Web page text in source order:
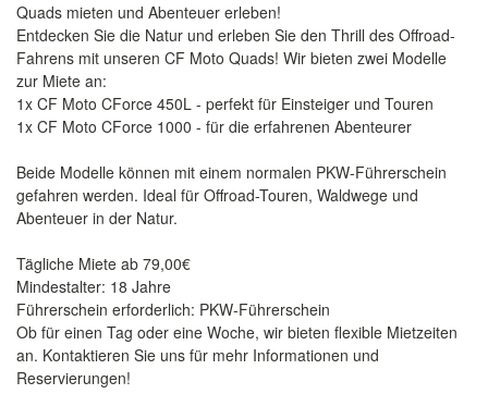
Quads mieten und Abenteuer erleben!
Entdecken Sie die Natur und erleben Sie den Thrill des Offroad-
Fahrens mit unseren CF Moto Quads! Wir bieten zwei Modelle
zur Miete an:
1x CF Moto CForce 450L - perfekt für Einsteiger und Touren
1x CF Moto CForce 1000 - für die erfahrenen Abenteurer
Beide Modelle können mit einem normalen PKW-Führerschein
gefahren werden. Ideal für Offroad-Touren, Waldwege und
Abenteuer in der Natur.
Tägliche Miete ab 79,00€
Mindestalter: 18 Jahre
Führerschein erforderlich: PKW-Führerschein
Ob für einen Tag oder eine Woche, wir bieten flexible Mietzeiten
an. Kontaktieren Sie uns für mehr Informationen und
Reservierungen!